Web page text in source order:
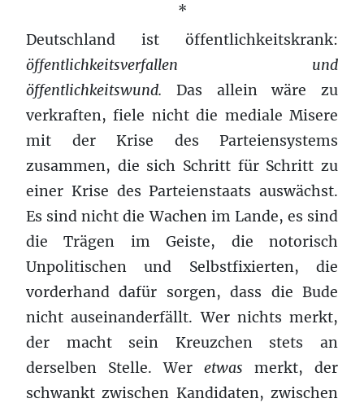
*
Deutschland ist öffentlichkeitskrank:
öffentlichkeitsverfallen und
öffentlichkeitswund. Das allein wäre zu
verkraften, fiele nicht die mediale Misere
mit der Krise des Parteiensystems
zusammen, die sich Schritt für Schritt zu
einer Krise des Parteienstaats auswächst.
Es sind nicht die Wachen im Lande, es sind
die Trägen im Geiste, die notorisch
Unpolitischen und Selbstfixierten, die
vorderhand dafür sorgen, dass die Bude
nicht auseinanderfällt. Wer nichts merkt,
der macht sein Kreuzchen stets an
derselben Stelle. Wer etwas merkt, der
schwankt zwischen Kandidaten, zwischen